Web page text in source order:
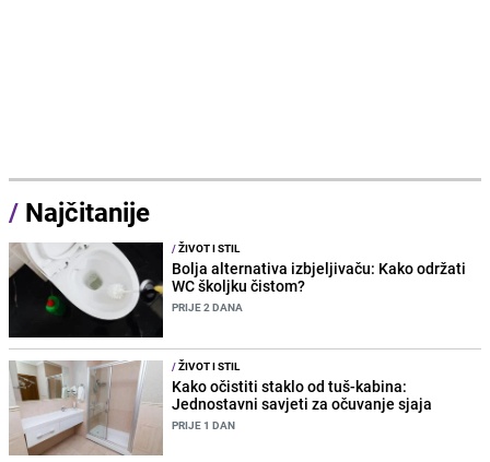
/ Najčitanije
/ŽIVOT I STIL
Bolja alternativa izbjeljivaču: Kako održati
WC školjku čistom?
PRIJE 2 DANA
/ŽIVOT I STIL
Kako očistiti staklo od tuš-kabina:
Jednostavni savjeti za očuvanje sjaja
PRIJE 1 DAN